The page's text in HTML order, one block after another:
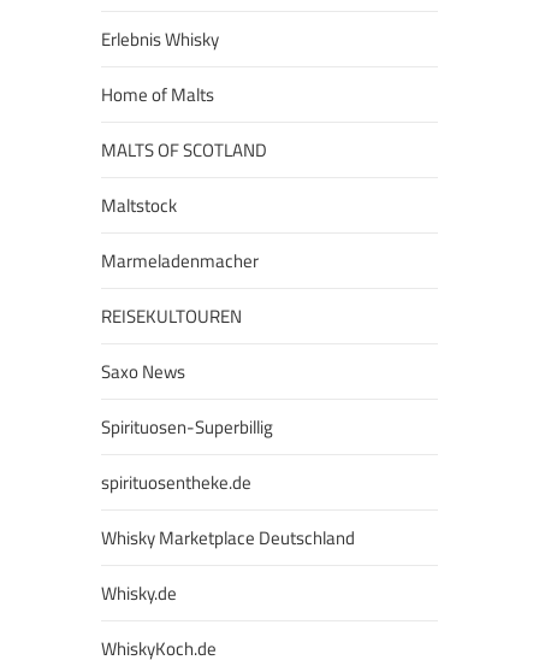
Erlebnis Whisky
Home of Malts
MALTS OF SCOTLAND
Maltstock
Marmeladenmacher
REISEKULTOUREN
Saxo News
Spirituosen-Superbillig
spirituosentheke.de
Whisky Marketplace Deutschland
Whisky.de
WhiskyKoch.de